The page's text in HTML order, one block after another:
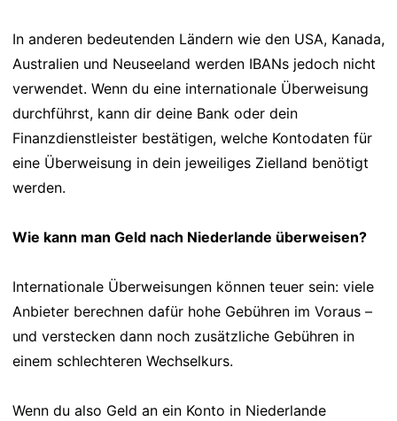
In anderen bedeutenden Ländern wie den USA, Kanada,
Australien und Neuseeland werden IBANs jedoch nicht
verwendet. Wenn du eine internationale Überweisung
durchführst, kann dir deine Bank oder dein
Finanzdienstleister bestätigen, welche Kontodaten für
eine Überweisung in dein jeweiliges Zielland benötigt
werden.
Wie kann man Geld nach Niederlande überweisen?
Internationale Überweisungen können teuer sein: viele
Anbieter berechnen dafür hohe Gebühren im Voraus –
und verstecken dann noch zusätzliche Gebühren in
einem schlechteren Wechselkurs.
Wenn du also Geld an ein Konto in Niederlande